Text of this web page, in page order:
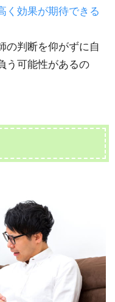
く効果が期待できる
の判断を仰がずに自
う可能性があるの